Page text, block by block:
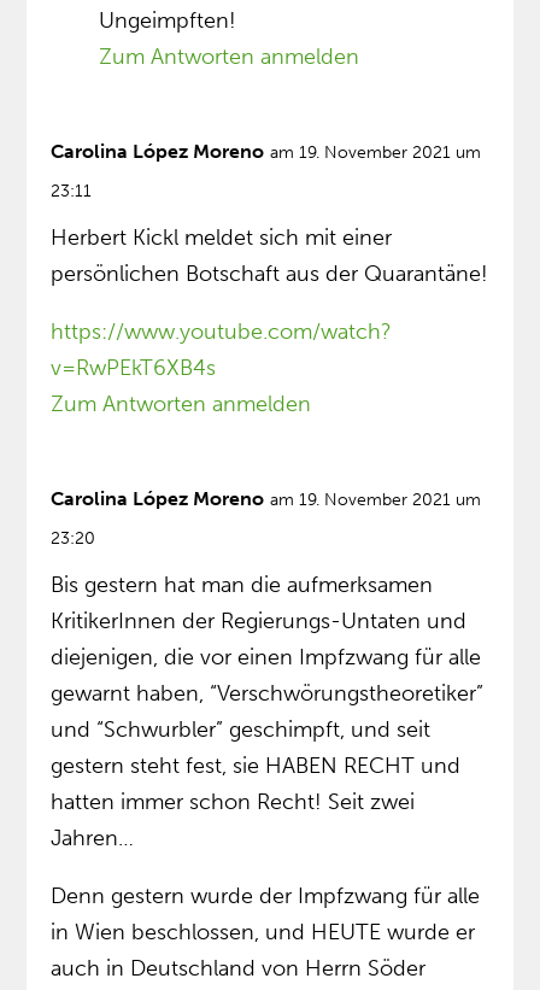
Ungeimpften!
Zum Antworten anmelden
Carolina López Moreno am 19. November 2021 um
23:11
Herbert Kickl meldet sich mit einer
persönlichen Botschaft aus der Quarantäne!
https://www.youtube.com/watch?
v=RwPEkT6XB4s
Zum Antworten anmelden
Carolina López Moreno am 19. November 2021 um
23:20
Bis gestern hat man die aufmerksamen
KritikerInnen der Regierungs-Untaten und
diejenigen, die vor einen Impfzwang für alle
gewarnt haben, “Verschwörungstheoretiker”
und “Schwurbler” geschimpft, und seit
gestern steht fest, sie HABEN RECHT und
hatten immer schon Recht! Seit zwei
Jahren…
Denn gestern wurde der Impfzwang für alle
in Wien beschlossen, und HEUTE wurde er
auch in Deutschland von Herrn Söder